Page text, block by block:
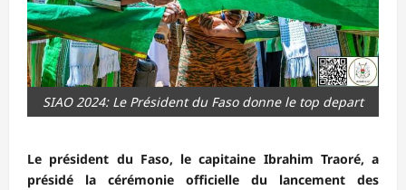
SIAO 2024: Le Président du Faso donne le top depart
Le président du Faso, le capitaine Ibrahim Traoré, a
présidé la cérémonie officielle du lancement des